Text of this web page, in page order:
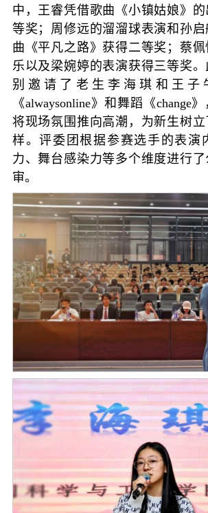
中，王睿凭借歌曲《小镇姑娘》
等奖；周修远的溜溜球表演和孙
曲《平凡之路》获得二等奖；蔡
乐以及梁婉婷的表演获得三等奖
别邀请了老生李海琪和王子
《alwaysonline》和舞蹈《change
将现场氛围推向高潮，为新生树
样。评委团根据参赛选手的表演
力、舞台感染力等多个维度进行
审。